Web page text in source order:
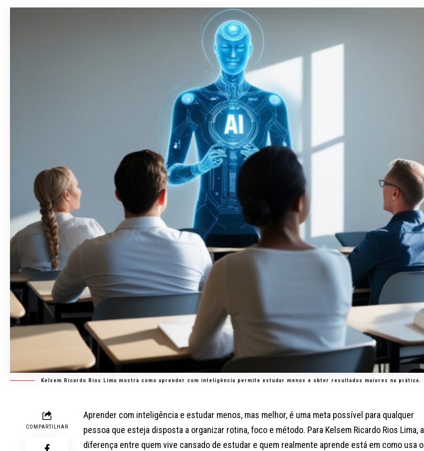
Kelsem Ricardo Rios Lima mostra como aprender com inteligência permite estudar menos e obter resultados maiores na prática.
COMPARTILHAR
Aprender com inteligência e estudar menos, mas melhor, é uma meta possível para qualquer
pessoa que esteja disposta a organizar rotina, foco e método. Para Kelsem Ricardo Rios Lima, a
diferença entre quem vive cansado de estudar e quem realmente aprende está em como usa o